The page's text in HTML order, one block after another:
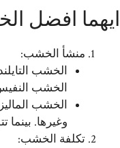
ايهما افضل
منشأ الخشب:
الخشب
الخشب النفيس
الخشب
وغيرها. بينما
تكلفة الخشب: